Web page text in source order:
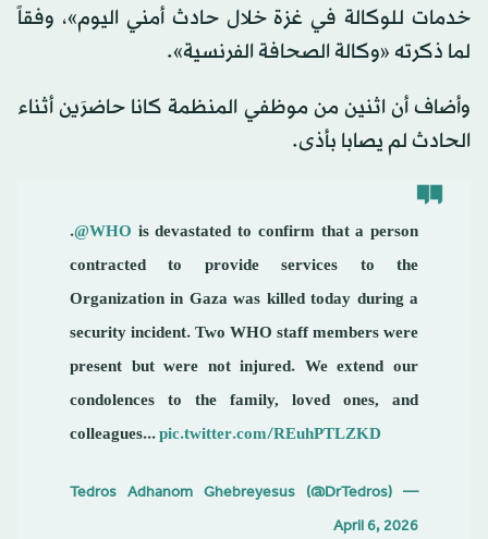
خدمات للوكالة في غزة خلال حادث أمني اليوم»، وفقاً
لما ذكرته «وكالة الصحافة الفرنسية».
وأضاف أن اثنين من موظفي المنظمة كانا حاضرَين أثناء
الحادث لم يصابا بأذى.
.@WHO is devastated to confirm that a person
contracted to provide services to the
Organization in Gaza was killed today during a
security incident. Two WHO staff members were
present but were not injured. We extend our
condolences to the family, loved ones, and
colleagues...pic.twitter.com/REuhPTLZKD
— Tedros Adhanom Ghebreyesus (@DrTedros)
April 6, 2026